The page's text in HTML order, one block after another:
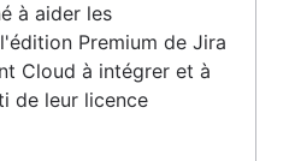
à aider les
Premium de Jira
Cloud à intégrer et à
de leur licence